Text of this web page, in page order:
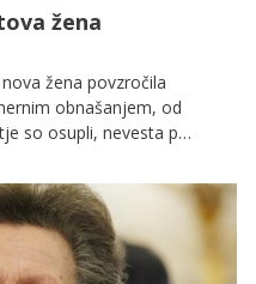
žena
žena povzročila
obnašanjem, od
so osupli, nevesta pa